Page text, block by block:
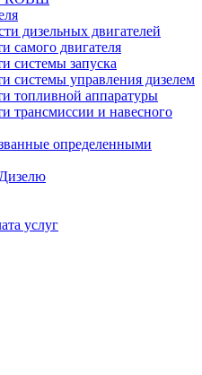
дизельных двигателей
самого двигателя
системы запуска
системы управления дизелем
топливной аппаратуры
трансмиссии и навесного
определенными
услуг